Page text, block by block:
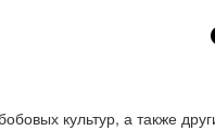
культур, а также